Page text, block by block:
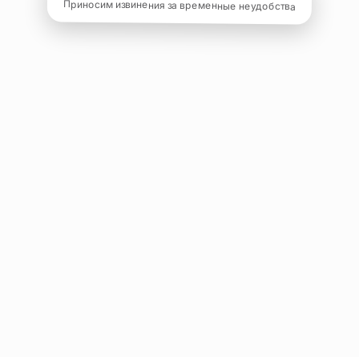
Приносим извинения за временные неудобства